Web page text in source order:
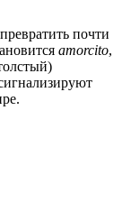
почти
amorcito,